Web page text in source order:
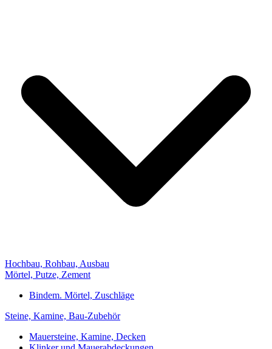
Hochbau, Rohbau, Ausbau
Mörtel, Putze, Zement
Bindem. Mörtel, Zuschläge
Steine, Kamine, Bau-Zubehör
Mauersteine, Kamine, Decken